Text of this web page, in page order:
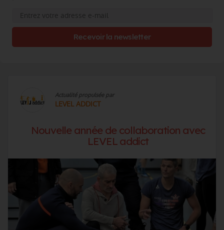
Actualité propulsée par
LEVEL ADDICT
Nouvelle année de collaboration avec
LEVEL addict
Recevoir la newsletter